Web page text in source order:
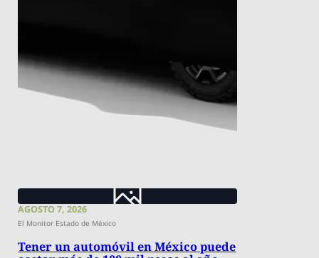
AGOSTO 7, 2026
El Monitor Estado de México
Tener un automóvil en México puede